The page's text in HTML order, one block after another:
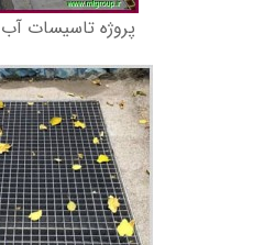
پروژه تاسیسات